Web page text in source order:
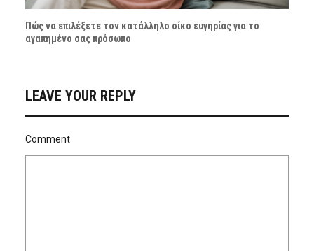
Πώς να επιλέξετε τον κατάλληλο οίκο ευγηρίας για το
αγαπημένο σας πρόσωπο
LEAVE YOUR REPLY
Comment